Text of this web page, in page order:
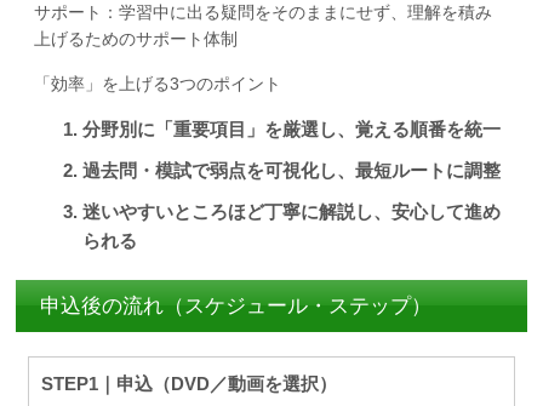
サポート：学習中に出る疑問をそのままにせず、理解を積み
上げるためのサポート体制
「効率」を上げる3つのポイント
分野別に「重要項目」を厳選し、覚える順番を統一
過去問・模試で弱点を可視化し、最短ルートに調整
迷いやすいところほど丁寧に解説し、安心して進め
られる
申込後の流れ（スケジュール・ステップ）
STEP1｜申込（DVD／動画を選択）